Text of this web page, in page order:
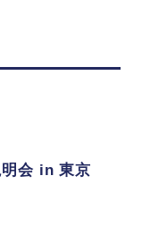
明会 in 東京